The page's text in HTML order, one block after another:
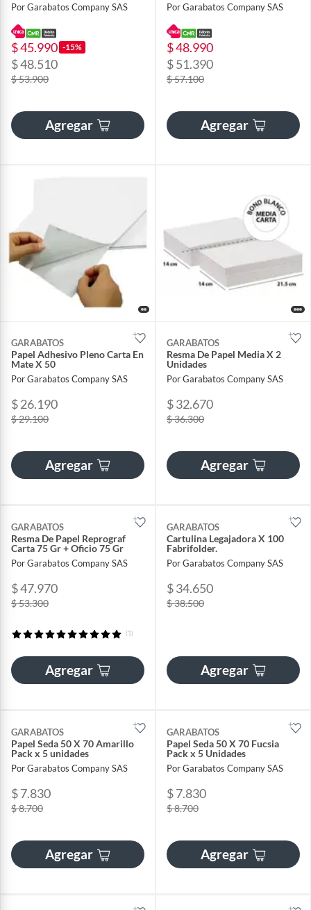
Por Garabatos Company SAS
$ 45.990 -15%
$ 48.510
$ 53.900
Agregar
Por Garabatos Company SAS
$ 48.990
$ 51.390
$ 57.100
Agregar
GARABATOS
Papel Adhesivo Pleno Carta En
Mate X 50
Por Garabatos Company SAS
$ 26.190
$ 29.100
Agregar
GARABATOS
Resma De Papel Media X 2
Unidades
Por Garabatos Company SAS
$ 32.670
$ 36.300
Agregar
GARABATOS
Resma De Papel Reprograf
Carta 75 Gr + Oficio 75 Gr
Por Garabatos Company SAS
$ 47.970
$ 53.300
(1)
Agregar
GARABATOS
Cartulina Legajadora X 100
Fabrifolder.
Por Garabatos Company SAS
$ 34.650
$ 38.500
Agregar
GARABATOS
Papel Seda 50 X 70 Amarillo
Pack x 5 unidades
Por Garabatos Company SAS
$ 7.830
$ 8.700
Agregar
GARABATOS
Papel Seda 50 X 70 Fucsia
Pack x 5 Unidades
Por Garabatos Company SAS
$ 7.830
$ 8.700
Agregar